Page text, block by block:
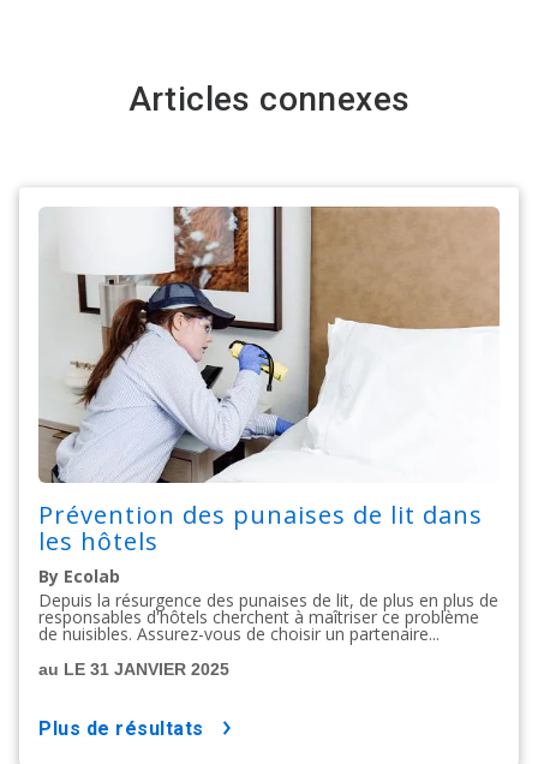
Articles connexes
Prévention des punaises de lit dans
les hôtels
By Ecolab
Depuis la résurgence des punaises de lit, de plus en plus de
responsables d'hôtels cherchent à maîtriser ce problème
de nuisibles. Assurez-vous de choisir un partenaire...
au LE 31 JANVIER 2025
plus de résultats